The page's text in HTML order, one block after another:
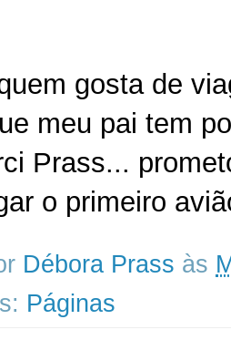
gosta de
meu pai tem
Prass...
o primeiro
Débora Prass às
Páginas